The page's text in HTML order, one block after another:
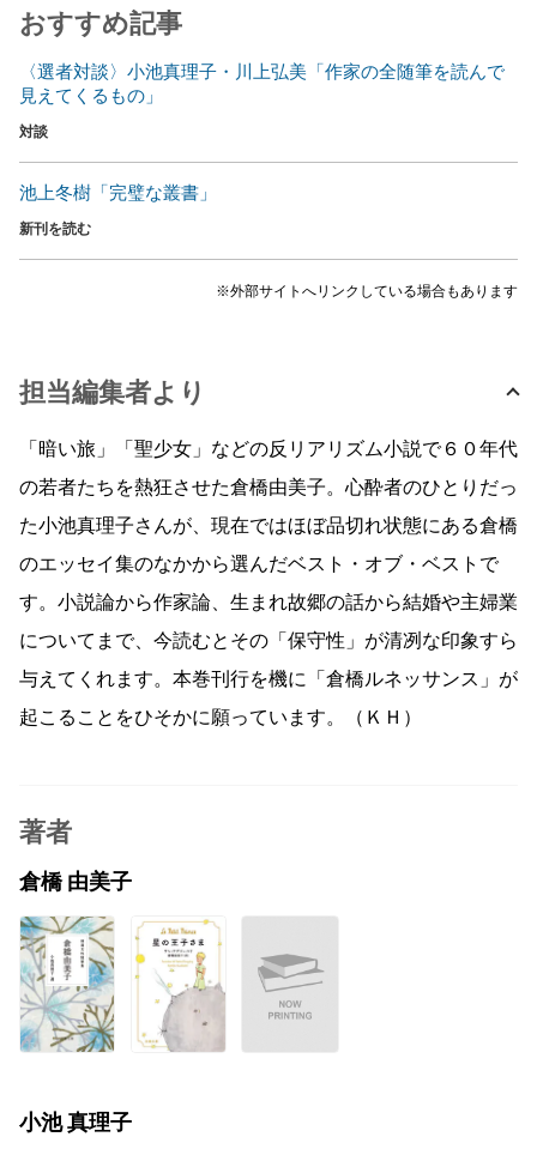
おすすめ記事
〈選者対談〉小池真理子・川上弘美「作家の全随筆を読んで
見えてくるもの」
対談
池上冬樹「完璧な叢書」
新刊を読む
※外部サイトへリンクしている場合もあります
担当編集者より
「暗い旅」「聖少女」などの反リアリズム小説で６０年代
の若者たちを熱狂させた倉橋由美子。心酔者のひとりだっ
た小池真理子さんが、現在ではほぼ品切れ状態にある倉橋
のエッセイ集のなかから選んだベスト・オブ・ベストで
す。小説論から作家論、生まれ故郷の話から結婚や主婦業
についてまで、今読むとその「保守性」が清冽な印象すら
与えてくれます。本巻刊行を機に「倉橋ルネッサンス」が
起こることをひそかに願っています。（ＫＨ）
著者
倉橋 由美子
小池 真理子